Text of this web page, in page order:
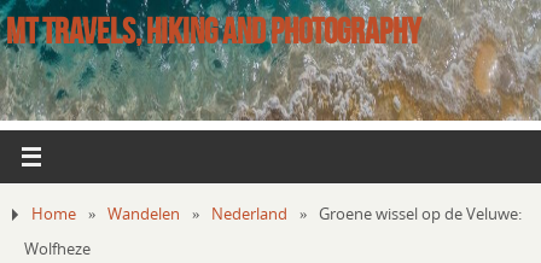
MT TRAVELS, HIKING AND PHOTOGRAPHY
Home » Wandelen » Nederland » Groene wissel op de Veluwe:
Wolfheze